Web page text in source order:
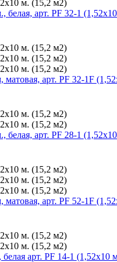
белая, арт. PF 32-1
арт. PF 32-1F
белая, арт. PF 28-1
арт. PF 52-1F
арт. PF 14-1 (1,52х10